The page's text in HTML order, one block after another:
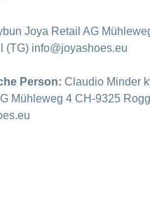
Joya Retail AG
(TG) info@joyashoes.eu
Person: Claudio Minder
Mühleweg 4 CH-9325